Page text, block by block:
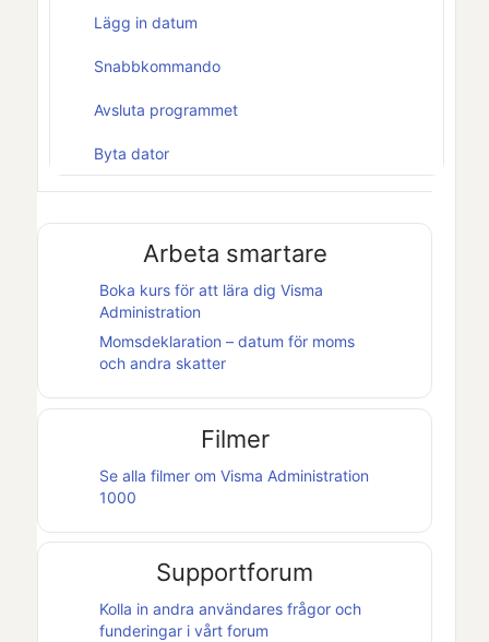
Lägg in datum
Snabbkommando
Avsluta programmet
Byta dator
Arbeta smartare
Boka kurs för att lära dig Visma
Administration
Momsdeklaration – datum för moms
och andra skatter
Filmer
Se alla filmer om Visma Administration
1000
Supportforum
Kolla in andra användares frågor och
funderingar i vårt forum